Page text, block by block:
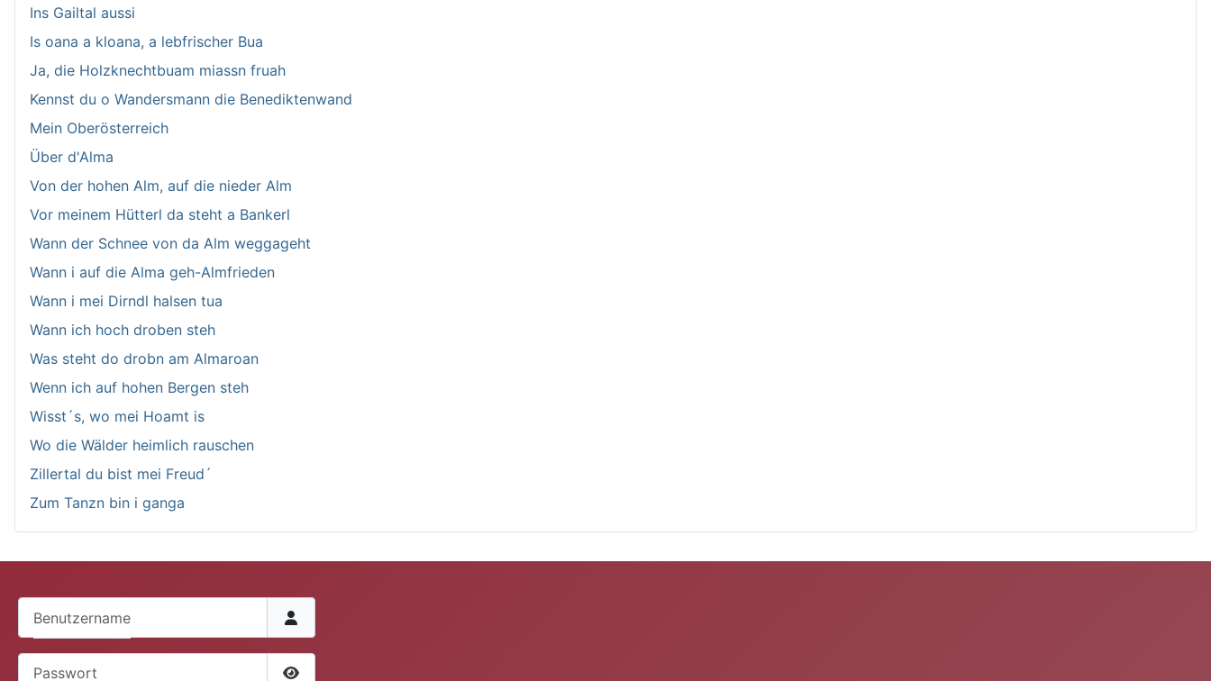
Ins Gailtal aussi
Is oana a kloana, a lebfrischer Bua
Ja, die Holzknechtbuam miassn fruah
Kennst du o Wandersmann die Benediktenwand
Mein Oberösterreich
Über d'Alma
Von der hohen Alm, auf die nieder Alm
Vor meinem Hütterl da steht a Bankerl
Wann der Schnee von da Alm weggageht
Wann i auf die Alma geh-Almfrieden
Wann i mei Dirndl halsen tua
Wann ich hoch droben steh
Was steht do drobn am Almaroan
Wenn ich auf hohen Bergen steh
Wisst´s, wo mei Hoamt is
Wo die Wälder heimlich rauschen
Zillertal du bist mei Freud´
Zum Tanzn bin i ganga
Passwort